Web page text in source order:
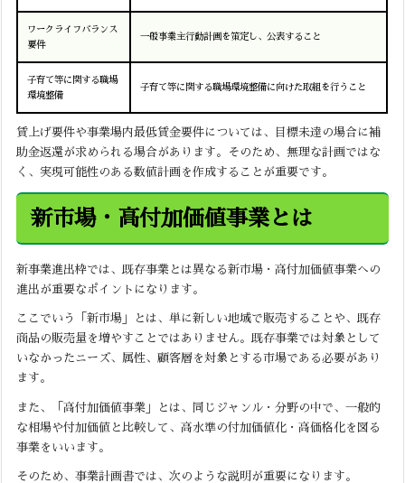
ワークライフバランス
要件
一般事業主行動計画を策定し、公表すること
子育て等に関する職場
環境整備
子育て等に関する職場環境整備に向けた取組を行うこと
賃上げ要件や事業場内最低賃金要件については、目標未達の場合に補
助金返還が求められる場合があります。そのため、無理な計画ではな
く、実現可能性のある数値計画を作成することが重要です。
新市場・高付加価値事業とは
新事業進出枠では、既存事業とは異なる新市場・高付加価値事業への
進出が重要なポイントになります。
ここでいう「新市場」とは、単に新しい地域で販売することや、既存
商品の販売量を増やすことではありません。既存事業では対象として
いなかったニーズ、属性、顧客層を対象とする市場である必要があり
ます。
また、「高付加価値事業」とは、同じジャンル・分野の中で、一般的
な相場や付加価値と比較して、高水準の付加価値化・高価格化を図る
事業をいいます。
そのため、事業計画書では、次のような説明が重要になります。